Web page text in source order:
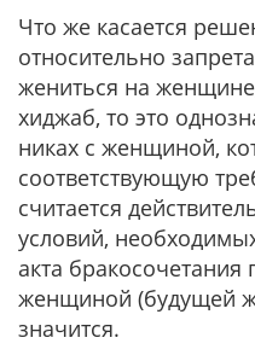
Что же касается
относительно
жениться на
хиджаб, то это
никах с женщиной,
соответствующую
считается
условий,
акта
женщиной (будущей
значится.